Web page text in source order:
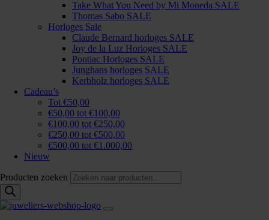
Take What You Need by Mi Moneda SALE
Thomas Sabo SALE
Horloges Sale
Claude Bernard horloges SALE
Joy de la Luz Horloges SALE
Pontiac Horloges SALE
Junghans horloges SALE
Kerbholz horloges SALE
Cadeau’s
Tot €50,00
€50,00 tot €100,00
€100,00 tot €250,00
€250,00 tot €500,00
€500,00 tot €1.000,00
Nieuw
Producten zoeken